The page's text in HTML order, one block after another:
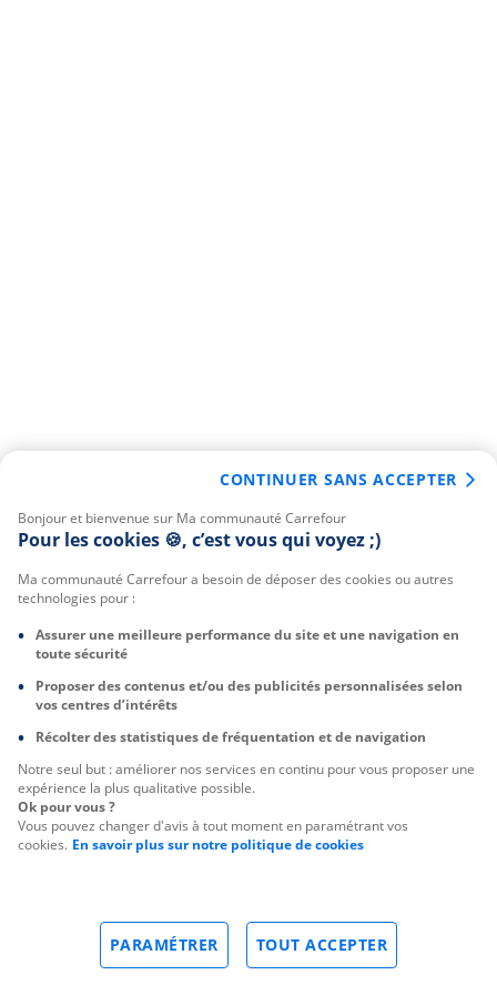
Bonjour et bienvenue sur Ma communauté Carrefour
Pour les cookies 🍪, c’est vous qui voyez ;)
Ma communauté Carrefour a besoin de déposer des cookies ou autres
technologies pour :
Assurer une meilleure performance du site et une navigation en
toute sécurité
Proposer des contenus et/ou des publicités personnalisées selon
vos centres d’intérêts
Récolter des statistiques de fréquentation et de navigation
Notre seul but : améliorer nos services en continu pour vous proposer une
expérience la plus qualitative possible.
Ok pour vous ?
Vous pouvez changer d'avis à tout moment en paramétrant vos
cookies. En savoir plus sur notre politique de cookies
TOUT ACCEPTER
PARAMÉTRER
CONTINUER SANS ACCEPTER